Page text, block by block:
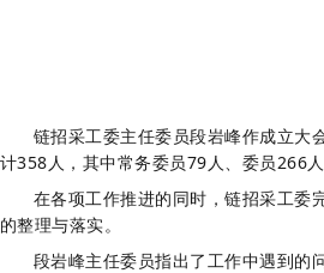
链招采工委主任委员段岩峰作成立大
计358人，其中常务委员79人、委员266
在各项工作推进的同时，链招采工委
的整理与落实。
段岩峰主任委员指出了工作中遇到的